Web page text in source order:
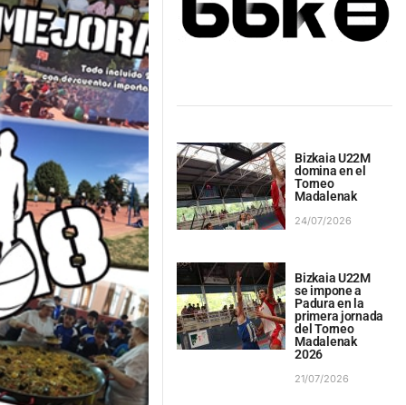
Bizkaia U22M
domina en el
Torneo
Madalenak
24/07/2026
Bizkaia U22M
se impone a
Padura en la
primera jornada
del Torneo
Madalenak
2026
21/07/2026